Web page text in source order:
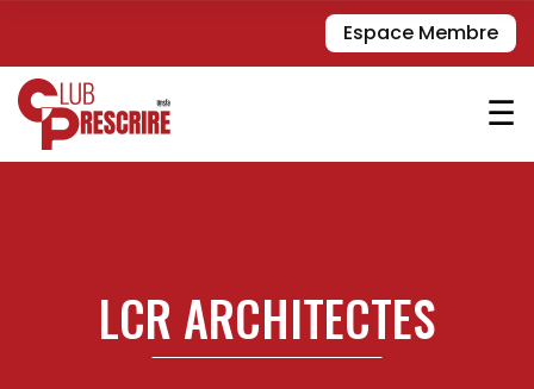
Espace Membre
☰
LCR ARCHITECTES